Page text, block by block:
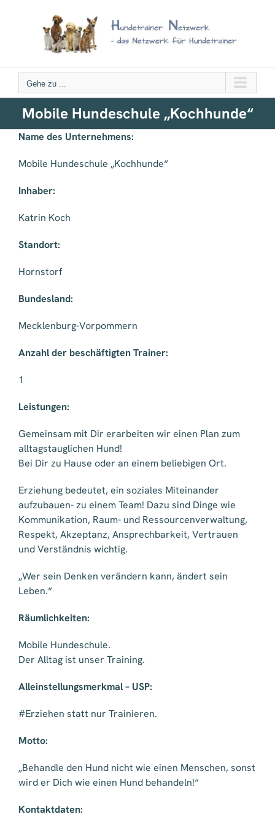
Gehe zu ...
Mobile Hundeschule „Kochhunde“
Name des Unternehmens:
Mobile Hundeschule „Kochhunde“
Inhaber:
Katrin Koch
Standort:
Hornstorf
Bundesland:
Mecklenburg-Vorpommern
Anzahl der beschäftigten Trainer:
1
Leistungen:
Gemeinsam mit Dir erarbeiten wir einen Plan zum
alltagstauglichen Hund!
Bei Dir zu Hause oder an einem beliebigen Ort.
Erziehung bedeutet, ein soziales Miteinander
aufzubauen- zu einem Team! Dazu sind Dinge wie
Kommunikation, Raum- und Ressourcenverwaltung,
Respekt, Akzeptanz, Ansprechbarkeit, Vertrauen
und Verständnis wichtig.
„Wer sein Denken verändern kann, ändert sein
Leben.“
Räumlichkeiten:
Mobile Hundeschule.
Der Alltag ist unser Training.
Alleinstellungsmerkmal – USP:
#Erziehen statt nur Trainieren.
Motto:
„Behandle den Hund nicht wie einen Menschen, sonst
wird er Dich wie einen Hund behandeln!“
Kontaktdaten: